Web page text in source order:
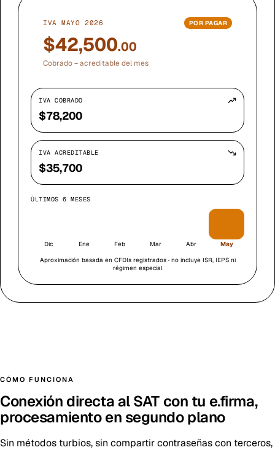
IVA MAYO 2026 POR PAGAR
$42,500.00
Cobrado − acreditable del mes
IVA COBRADO
$78,200
IVA ACREDITABLE
$35,700
ÚLTIMOS 6 MESES
Dic Ene Feb Mar Abr
May
Aproximación basada en CFDIs registrados · no incluye ISR, IEPS ni
régimen especial
CÓMO FUNCIONA
Conexión directa al SAT con tu e.firma,
procesamiento en segundo plano
Sin métodos turbios, sin compartir contraseñas con terceros,